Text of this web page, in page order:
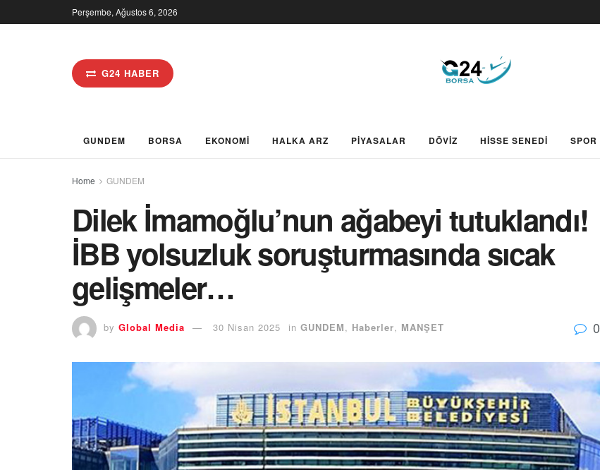
Perşembe, Ağustos 6, 2026
G24 HABER
GUNDEM BORSA EKONOMİ HALKA ARZ PİYASALAR DÖVİZ HİSSE SENEDİ SPOR
Home GUNDEM
Dilek İmamoğlu’nun ağabeyi tutuklandı!
İBB yolsuzluk soruşturmasında sıcak
gelişmeler…
by Global Media 30 Nisan 2025 in GUNDEM, Haberler, MANŞET 0